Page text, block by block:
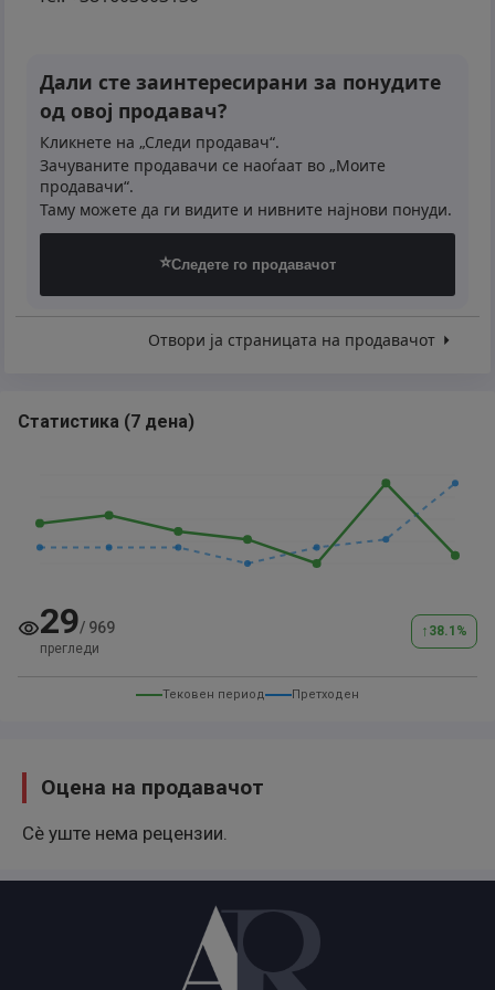
- troškovi odobrenja 2.95% (uračunato u ratu kredita)
*Kredit - DINARSKI – 0% učešća
- sa fiksnom promo kamatnom stopom od 7.95% na
godišnjem nivou
- rok otplate od 13 do 84 meseca
- troškovi odobrenja 2.95% (uračunato u ratu kredita)
U saradnji sa našim poslovnim partnerima prilikom
(teh.pregled, prevod, kupoprodajne ugovore, prenos
Za sve dodatne informacije, kompletnu ponudu
vozila, posetite nas ili kontaktirajte.
Дали сте заинтересирани за понудите
од овој продавач?
Кликнете на „Следи продавач“.
Зачуваните продавачи се наоѓаат во „Моите
продавачи“.
Таму можете да ги видите и нивните најнови понуди.
⭐Следете го продавачот
Отвори ја страницата на продавачот
Статистика (7 дена)
29/ 969
прегледи
↑ 38.1 %
Тековен период Претходен
Оцена на продавачот
Сè уште нема рецензии.